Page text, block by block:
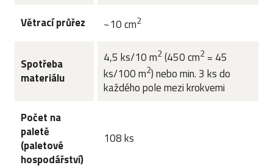
Větrací průřez
~10 cm2
Spotřeba
materiálu
4,5 ks/10 m2(450 cm2 = 45
ks/100 m2) nebo min. 3 ks do
každého pole mezi krokvemi
Počet na
paletě
(paletové
hospodářství)
108 ks